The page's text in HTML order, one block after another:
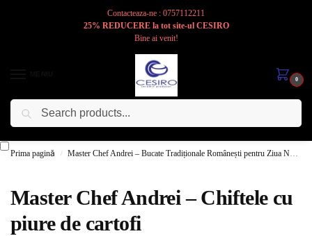
Contacteaza-ne : 0757112211
25% REDUCERE la tot site-ul CESIRO
Bine ai venit!
0
Cesiro
Prima pagină / Master Chef Andrei – Bucate Tradiționale Românești pentru Ziua Națională
Master Chef Andrei – Chiftele cu
piure de cartofi